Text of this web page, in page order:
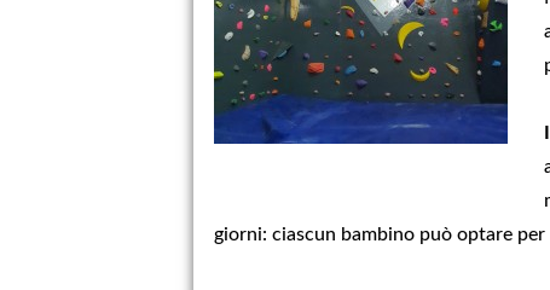
giorni: ciascun bambino può optare